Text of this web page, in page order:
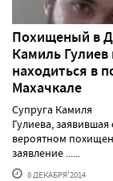
Похищеный в
Камиль
находиться в
Махачкале
Супруга Камиля
Гулиева, заявившая
вероятном
заявление ......
8 ДЕКАБРЯ'2014